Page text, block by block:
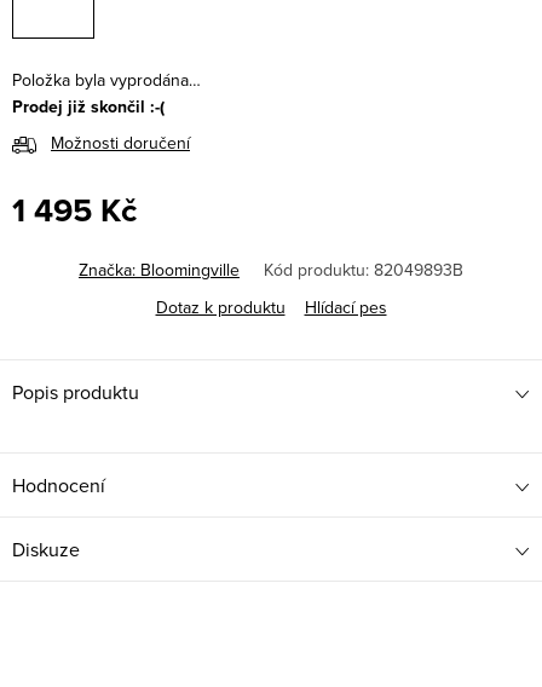
Položka byla vyprodána…
Prodej již skončil :-(
Možnosti doručení
1 495 Kč
Značka: Bloomingville Kód produktu: 82049893B
Dotaz k produktu
Hlídací pes
Popis produktu
Hodnocení
Diskuze